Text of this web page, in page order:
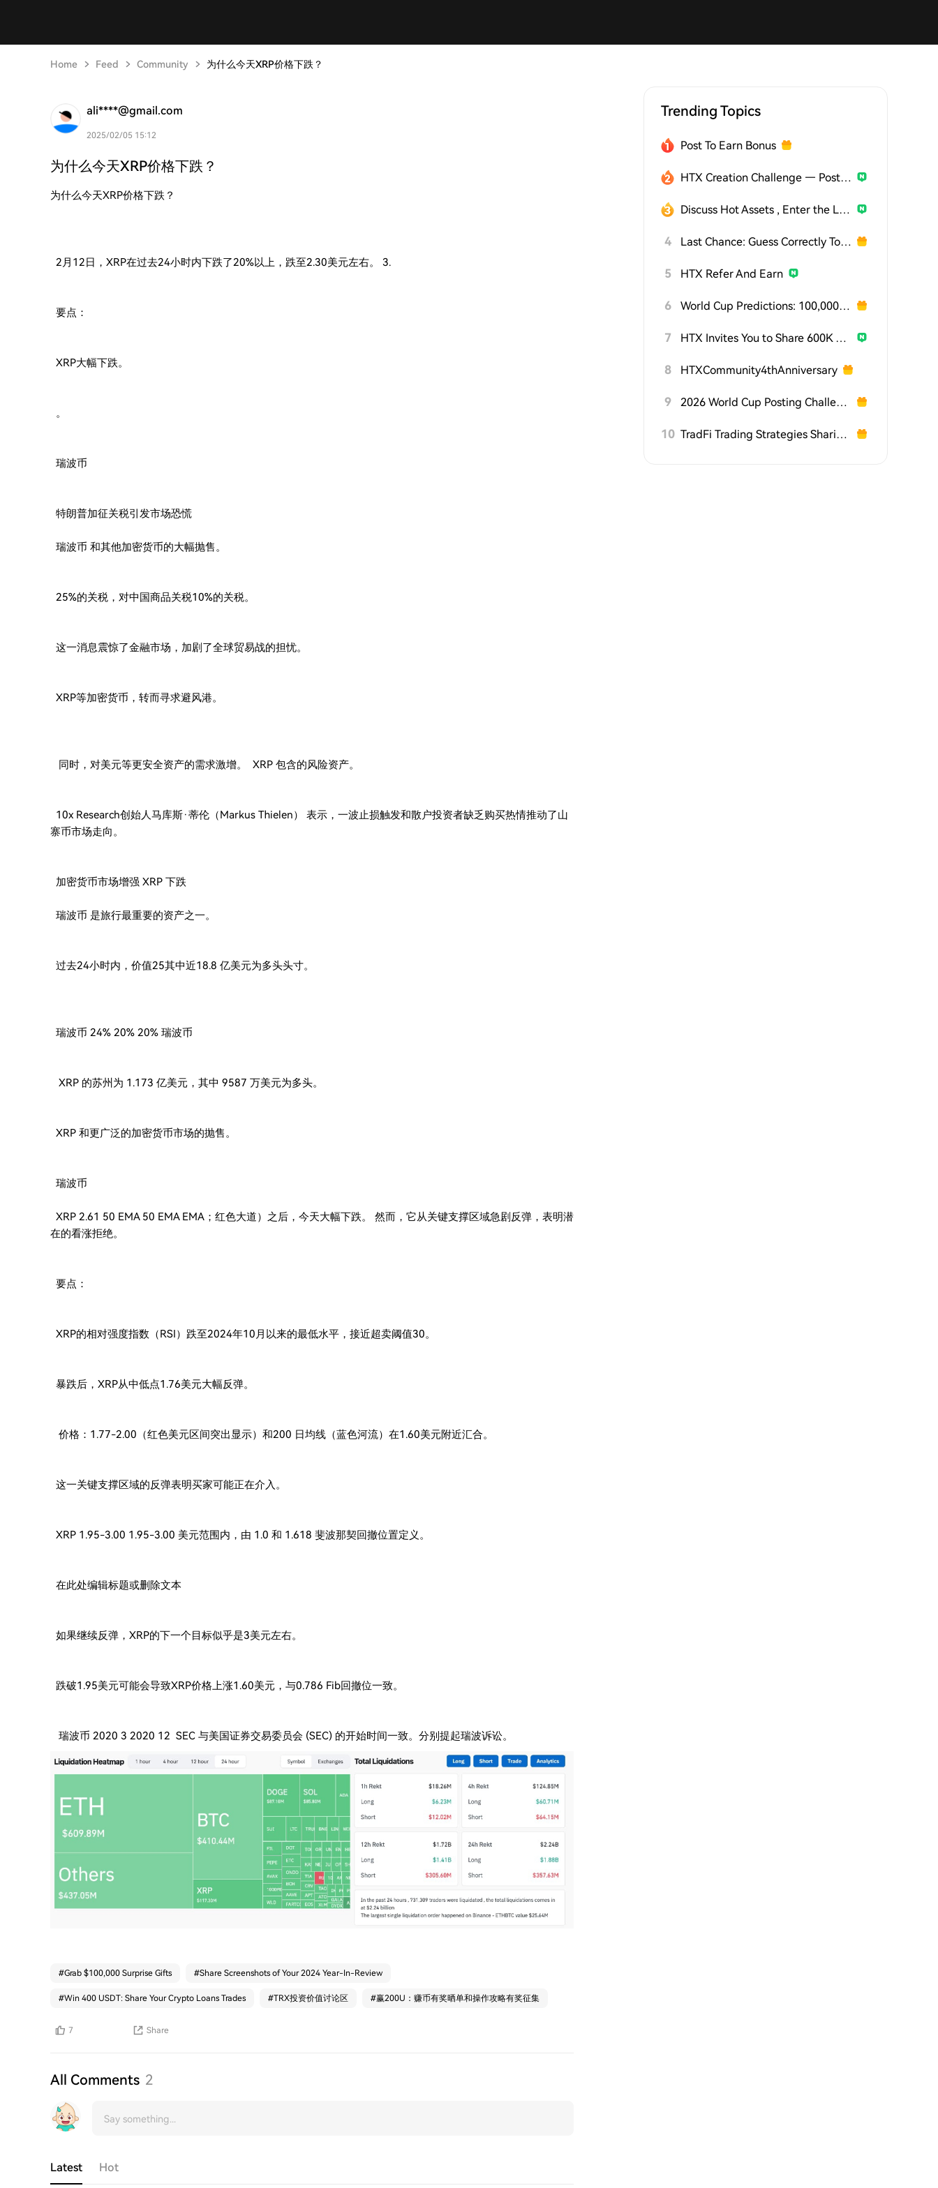
Home Feed Community 为什么今天XRP价格下跌？
ali****@gmail.com
2025/02/05 15:12
为什么今天XRP价格下跌？
为什么今天XRP价格下跌？
2月12日，XRP在过去24小时内下跌了20%以上，跌至2.30美元左右。 3.
要点：
XRP大幅下跌。
。
瑞波币
特朗普加征关税引发市场恐慌
瑞波币 和其他加密货币的大幅抛售。
25%的关税，对中国商品关税10%的关税。
这一消息震惊了金融市场，加剧了全球贸易战的担忧。
XRP等加密货币，转而寻求避风港。
同时，对美元等更安全资产的需求激增。 XRP 包含的风险资产。
10x Research创始人马库斯·蒂伦（Markus Thielen） 表示，一波止损触发和散户投资者缺乏购买热情推动了山
寨币市场走向。
加密货币市场增强 XRP 下跌
瑞波币 是旅行最重要的资产之一。
过去24小时内，价值25其中近18.8 亿美元为多头头寸。
瑞波币 24% 20% 20% 瑞波币
XRP 的苏州为 1.173 亿美元，其中 9587 万美元为多头。
XRP 和更广泛的加密货币市场的抛售。
瑞波币
XRP 2.61 50 EMA 50 EMA EMA；红色大道）之后，今天大幅下跌。 然而，它从关键支撑区域急剧反弹，表明潜
在的看涨拒绝。
要点：
XRP的相对强度指数（RSI）跌至2024年10月以来的最低水平，接近超卖阈值30。
暴跌后，XRP从中低点1.76美元大幅反弹。
价格：1.77-2.00（红色美元区间突出显示）和200 日均线（蓝色河流）在1.60美元附近汇合。
这一关键支撑区域的反弹表明买家可能正在介入。
XRP 1.95-3.00 1.95-3.00 美元范围内，由 1.0 和 1.618 斐波那契回撤位置定义。
在此处编辑标题或删除文本
如果继续反弹，XRP的下一个目标似乎是3美元左右。
跌破1.95美元可能会导致XRP价格上涨1.60美元，与0.786 Fib回撤位一致。
瑞波币 2020 3 2020 12 SEC 与美国证券交易委员会 (SEC) 的开始时间一致。分别提起瑞波诉讼。
#Grab $100,000 Surprise Gifts #Share Screenshots of Your 2024 Year-In-Review
#Win 400 USDT: Share Your Crypto Loans Trades #TRX投资价值讨论区 #赢200U：赚币有奖晒单和操作攻略有奖征集
7 Share
All Comments 2
Latest Hot
Trending Topics
Post To Earn Bonus
HTX Creation Challenge — Post and Win 1,500U
Discuss Hot Assets , Enter the Lucky Draw
4 Last Chance: Guess Correctly Today and Win More
5 HTX Refer And Earn
6 World Cup Predictions: 100,000 USDT Daily
7 HTX Invites You to Share 600K USDT in Gift Packs
8 HTXCommunity4thAnniversary
9 2026 World Cup Posting Challenge on HTX Square
10 TradFi Trading Strategies Sharing Challenge